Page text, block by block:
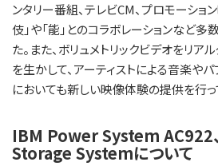
ンタリー番組、テレビCM、プロモーショ
伎」や「能」とのコラボレーションなど
た。また、ボリュメトリックビデオをリア
を生かして、アーティストによる音楽や
においても新しい映像体験の提供を行っ
IBM Power System AC922
Storage Systemについて